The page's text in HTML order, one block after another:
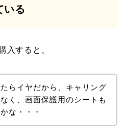
いる
入すると、
らイヤだから、キャリング
く、画面保護用のシートも
な・・・